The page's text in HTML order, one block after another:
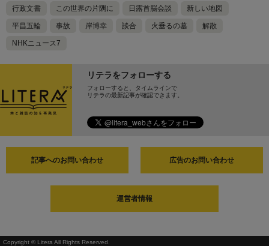
行政文書 この世界の片隅に 日露首脳会談 新しい地図
平昌五輪 事故 岸博幸 談合 火垂るの墓 解散
NHKニュース7
リテラをフォローする
フォローすると、タイムラインで
リテラの最新記事が確認できます。
記事へのお問い合わせ 広告のお問い合わせ
運営者情報
Copyright © Litera All Rights Reserved.